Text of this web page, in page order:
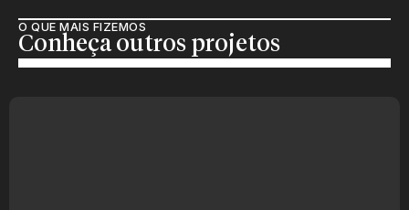
O QUE MAIS FIZEMOS
Conheça outros projetos